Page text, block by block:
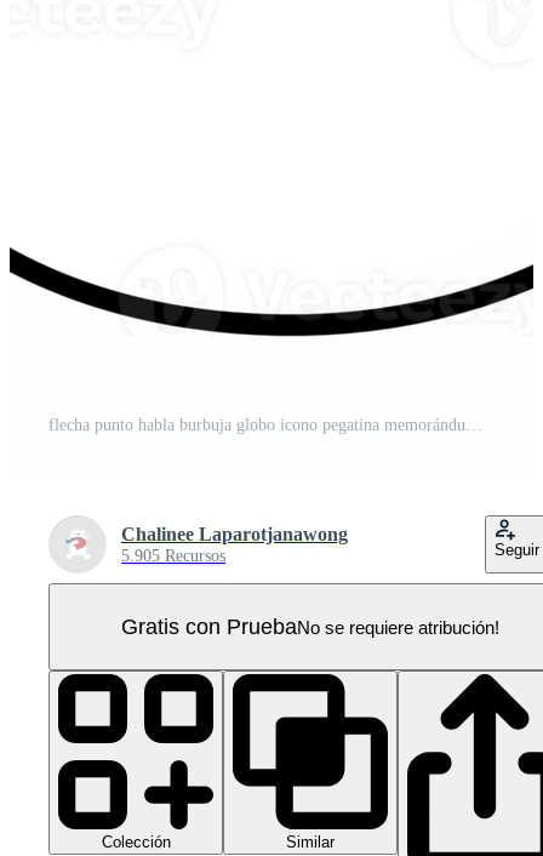
flecha punto habla burbuja globo icono pegatina memorándum palabra clave planificador texto caja bandera, plano png transparente elemento diseño PNG Pro
Chalinee Laparotjanawong
5.905 Recursos Seguir
Gratis con PruebaNo se requiere atribución!
Colección Similar